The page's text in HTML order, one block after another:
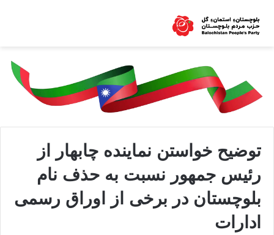
توضیح خواستن نماینده چابهار از
رئیس جمهور نسبت به حذف نام
بلوچستان در برخی از اوراق رسمی
ادارات